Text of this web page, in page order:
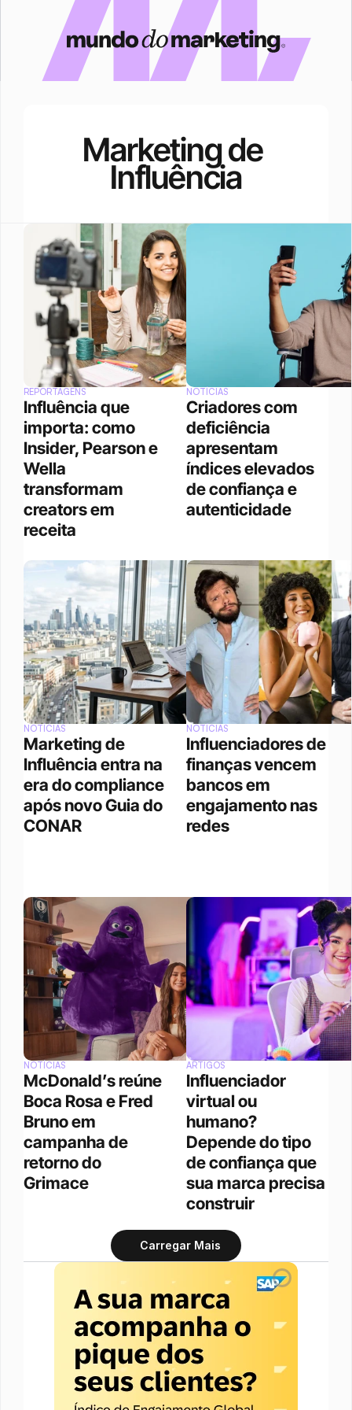
Marketing de
Influência
REPORTAGENS
Influência que
importa: como
Insider, Pearson e
Wella
transformam
creators em
receita
NOTÍCIAS
Criadores com
deficiência
apresentam
índices elevados
de confiança e
autenticidade
NOTÍCIAS
Marketing de
Influência entra na
era do compliance
após novo Guia do
CONAR
NOTÍCIAS
Influenciadores de
finanças vencem
bancos em
engajamento nas
redes
NOTÍCIAS
McDonald’s reúne
Boca Rosa e Fred
Bruno em
campanha de
retorno do
Grimace
ARTIGOS
Influenciador
virtual ou
humano?
Depende do tipo
de confiança que
sua marca precisa
construir
Carregar Mais